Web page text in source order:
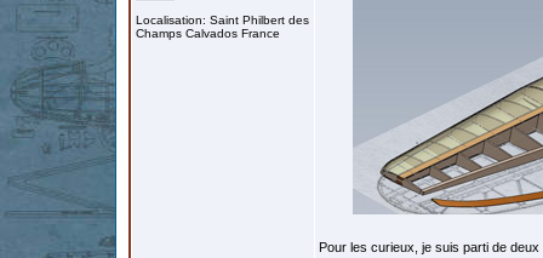
Localisation: Saint Philbert des
Champs Calvados France
Pour les curieux, je suis parti de